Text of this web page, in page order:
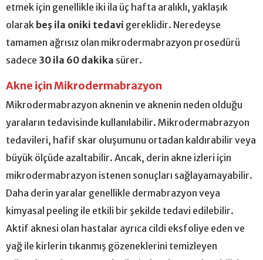
etmek için genellikle iki ila üç hafta aralıklı, yaklaşık
olarak beş ila oniki tedavi gereklidir. Neredeyse
tamamen ağrısız olan mikrodermabrazyon prosedürü
sadece 30 ila 60 dakika sürer.
Akne için Mikrodermabrazyon
Mikrodermabrazyon aknenin ve aknenin neden olduğu
yaraların tedavisinde kullanılabilir. Mikrodermabrazyon
tedavileri, hafif skar oluşumunu ortadan kaldırabilir veya
büyük ölçüde azaltabilir. Ancak, derin akne izleri için
mikrodermabrazyon istenen sonuçları sağlayamayabilir.
Daha derin yaralar genellikle dermabrazyon veya
kimyasal peeling ile etkili bir şekilde tedavi edilebilir.
Aktif aknesi olan hastalar ayrıca cildi eksfoliye eden ve
yağ ile kirlerin tıkanmış gözeneklerini temizleyen